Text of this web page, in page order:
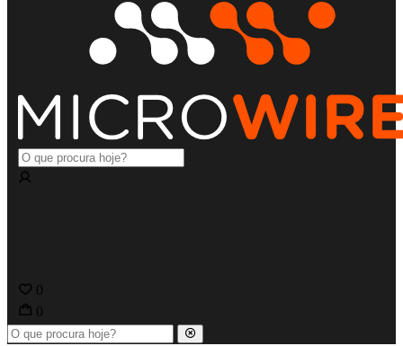
0
0